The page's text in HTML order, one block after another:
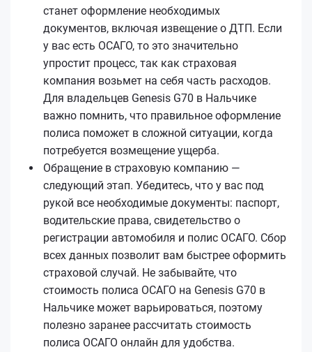
станет оформление необходимых
документов, включая извещение о ДТП. Если
у вас есть ОСАГО, то это значительно
упростит процесс, так как страховая
компания возьмет на себя часть расходов.
Для владельцев Genesis G70 в Нальчике
важно помнить, что правильное оформление
полиса поможет в сложной ситуации, когда
потребуется возмещение ущерба.
Обращение в страховую компанию —
следующий этап. Убедитесь, что у вас под
рукой все необходимые документы: паспорт,
водительские права, свидетельство о
регистрации автомобиля и полис ОСАГО. Сбор
всех данных позволит вам быстрее оформить
страховой случай. Не забывайте, что
стоимость полиса ОСАГО на Genesis G70 в
Нальчике может варьироваться, поэтому
полезно заранее рассчитать стоимость
полиса ОСАГО онлайн для удобства.